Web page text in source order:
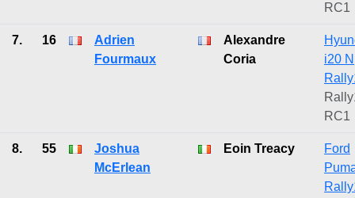
RC1
7. 16
Adrien
Fourmaux
Alexandre
Coria
i20 N
RC1
8. 55
Joshua
McErlean
Eoin Treacy
Ford